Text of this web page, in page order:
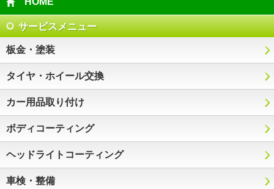
サービスメニュー
板金・塗装
タイヤ・ホイール交換
カー用品取り付け
ボディコーティング
ヘッドライトコーティング
車検・整備